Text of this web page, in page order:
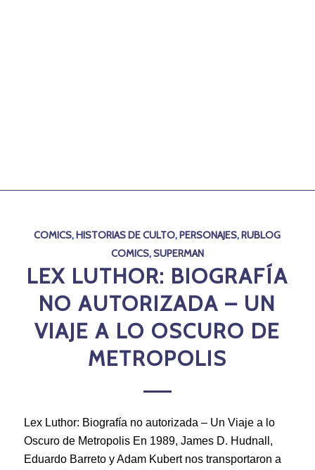
COMICS,HISTORIAS DE CULTO,PERSONAJES,RUBLOG
COMICS,SUPERMAN
LEX LUTHOR: BIOGRAFÍA
NO AUTORIZADA – UN
VIAJE A LO OSCURO DE
METROPOLIS
Lex Luthor: Biografía no autorizada – Un Viaje a lo
Oscuro de Metropolis En 1989, James D. Hudnall,
Eduardo Barreto y Adam Kubert nos transportaron a